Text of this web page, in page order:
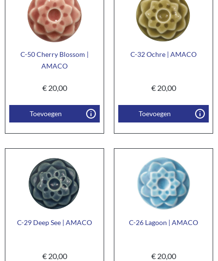
C-50 Cherry Blossom |
AMACO
€20,00
Toevoegen
C-32 Ochre | AMACO
€20,00
Toevoegen
C-29 Deep See | AMACO
€20,00
C-26 Lagoon | AMACO
€20,00